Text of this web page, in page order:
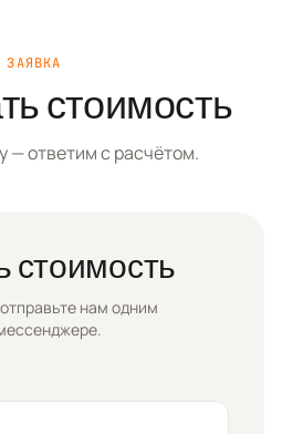
ЗАЯВКА
стоимость
— ответим с расчётом.
стоимость
нам одним